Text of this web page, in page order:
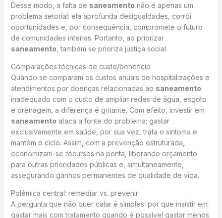
Desse modo, a falta de saneamento não é apenas um
problema setorial: ela aprofunda desigualdades, corrói
oportunidades e, por consequência, compromete o futuro
de comunidades inteiras. Portanto, ao priorizar
saneamento , também se prioriza justiça social.
Comparações técnicas de custo/benefício
Quando se comparam os custos anuais de hospitalizações e
atendimentos por doenças relacionadas ao saneamento
inadequado com o custo de ampliar redes de água, esgoto
e drenagem, a diferença é gritante. Com efeito, investir em
saneamento ataca a fonte do problema; gastar
exclusivamente em saúde, por sua vez, trata o sintoma e
mantém o ciclo. Assim, com a prevenção estruturada,
economizam-se recursos na ponta, liberando orçamento
para outras prioridades públicas e, simultaneamente,
assegurando ganhos permanentes de qualidade de vida.
Polêmica central: remediar vs. prevenir
A pergunta que não quer calar é simples: por que insistir em
gastar mais com tratamento quando é possível gastar menos